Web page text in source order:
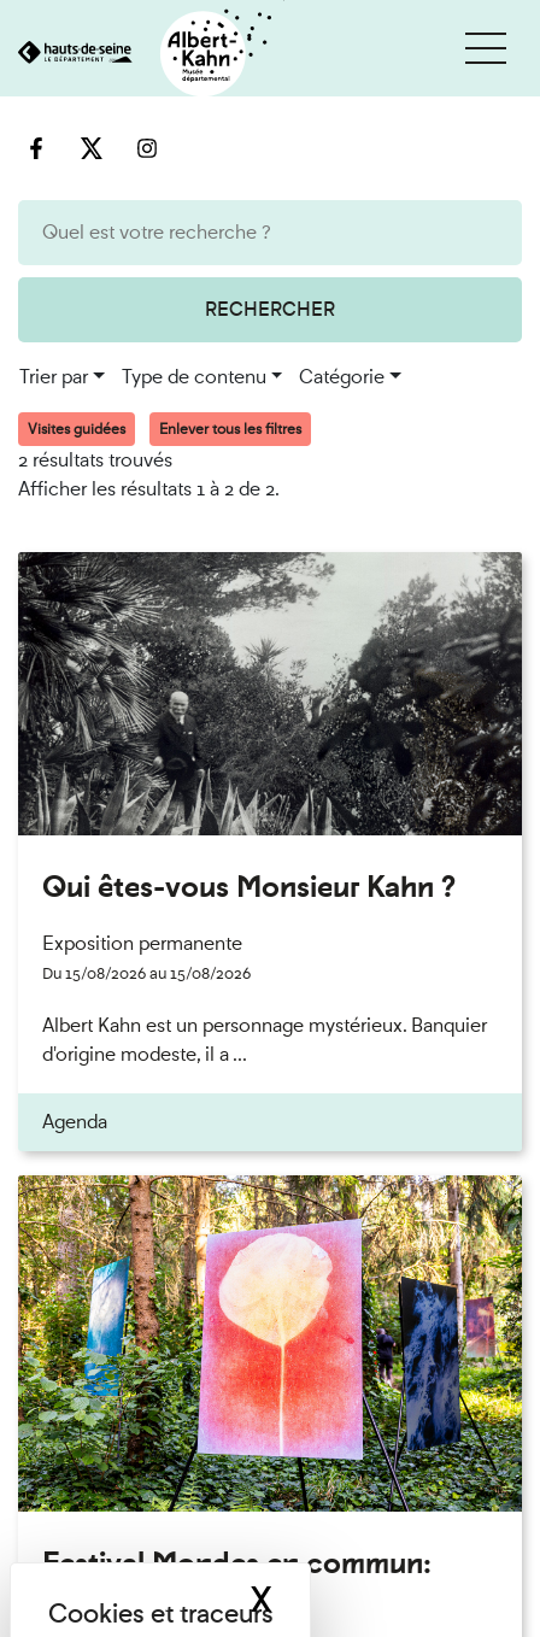
au
RECHERCHER
Trier par Type de contenu Catégorie
Visites guidées Enlever tous les filtres
2 résultats trouvés
Afficher les résultats 1 à 2 de 2.
Qui êtes-vous Monsieur Kahn ?
Exposition permanente
Du 15/08/2026 au 15/08/2026
Albert Kahn est un personnage mystérieux. Banquier
d'origine modeste, il a ...
Agenda
Festival Mondes en commun:
visite guidée
Cookies et traceurs utilisés sur ce site
XMasquer le